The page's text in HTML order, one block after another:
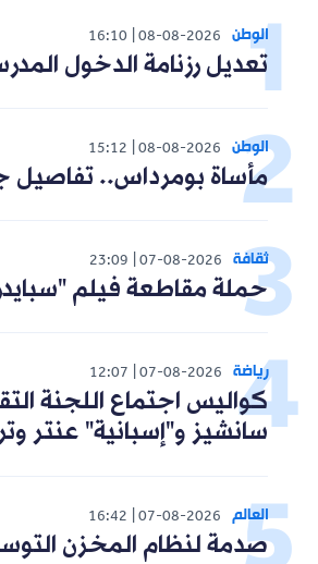
الوطن 08-08-2026
16:10
تعديل رزنامة الدخول
الوطن 08-08-2026
15:12
مأساة بومرداس.. تفاصيل
ثقافة 07-08-2026
23:09
حملة مقاطعة فيلم
رياضة 07-08-2026
12:07
كواليس اجتماع اللجنة
سانشيز و"إسبانية" عنتر
العالم 07-08-2026
16:42
صدمة لنظام المخزن